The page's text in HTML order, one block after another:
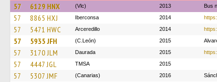
57 6129 HNX (Vlc) 2013 Bus
57 8865 HXJ Iberconsa 2014
57 5471 HWC Arceredillo 2014
57 5935 JFH (C.León) 2015
57 3170 JLM Daurada 2015
57 4447 JGL TMSA 2015
57 5307 JMF (Canarias) 2016